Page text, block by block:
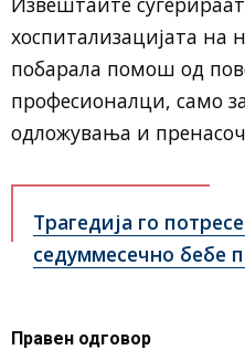
хоспитализацијата на
побарала помош од
професионалци, само
одложувања и
Трагедија го
седуммесечно бебе
Правен одговор